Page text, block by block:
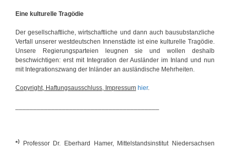
Eine kulturelle Tragödie
Der gesellschaftliche, wirtschaftliche und dann auch bausubstanzliche
Verfall unserer westdeutschen Innenstädte ist eine kulturelle Tragödie.
Unsere Regierungsparteien leugnen sie und wollen deshalb
beschwichtigen: erst mit Integration der Ausländer im Inland und nun
mit Integrationszwang der Inländer an ausländische Mehrheiten.
Copyright, Haftungsausschluss, Impressum hier.
*)
Professor Dr. Eberhard Hamer, Mittelstandsinstitut Niedersachsen